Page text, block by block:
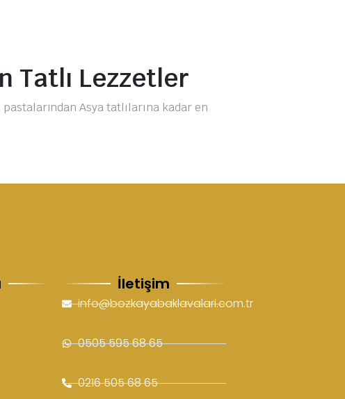
Tatlı Lezzetler
Asya tatlılarına kadar en
İletişim
info@bozkayabaklavalari.com.tr
0505 595 68 65
0216 505 68 65